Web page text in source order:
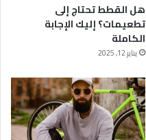
هل القطط تحتاج إلى
تطعيمات؟ إليك الإجابة
الكاملة
يناير 12, 2025